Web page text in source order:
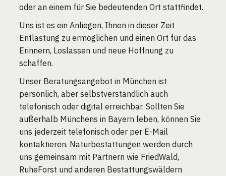
oder an einem für Sie bedeutenden Ort stattfindet.
Uns ist es ein Anliegen, Ihnen in dieser Zeit
Entlastung zu ermöglichen und einen Ort für das
Erinnern, Loslassen und neue Hoffnung zu
schaffen.
Unser Beratungsangebot in München ist
persönlich, aber selbstverständlich auch
telefonisch oder digital erreichbar. Sollten Sie
außerhalb Münchens in Bayern leben, können Sie
uns jederzeit telefonisch oder per E-Mail
kontaktieren. Naturbestattungen werden durch
uns gemeinsam mit Partnern wie FriedWald,
RuheForst und anderen Bestattungswäldern